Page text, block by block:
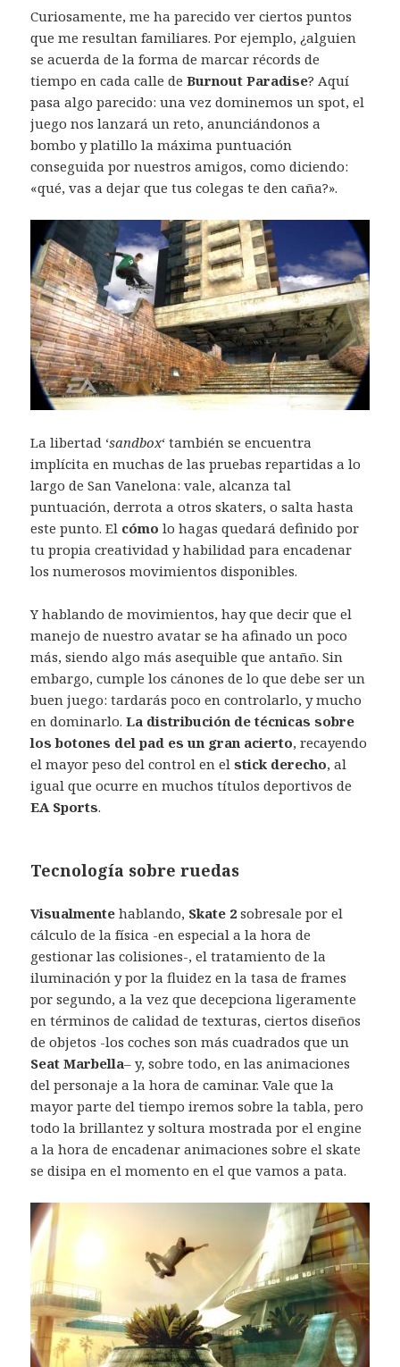
Curiosamente, me ha parecido ver ciertos puntos
que me resultan familiares. Por ejemplo, ¿alguien
se acuerda de la forma de marcar récords de
tiempo en cada calle deBurnout Paradise? Aquí
pasa algo parecido: una vez dominemos un spot, el
juego nos lanzará un reto, anunciándonos a
bombo y platillo la máxima puntuación
conseguida por nuestros amigos, como diciendo:
«qué, vas a dejar que tus colegas te den caña?».
La libertad ‘sandbox‘ también se encuentra
implícita en muchas de las pruebas repartidas a lo
largo de San Vanelona: vale, alcanza tal
puntuación, derrota a otros skaters, o salta hasta
este punto. El cómo lo hagas quedará definido por
tu propia creatividad y habilidad para encadenar
los numerosos movimientos disponibles.
Y hablando de movimientos, hay que decir que el
manejo de nuestro avatar se ha afinado un poco
más, siendo algo más asequible que antaño. Sin
embargo, cumple los cánones de lo que debe ser un
buen juego: tardarás poco en controlarlo, y mucho
en dominarlo.La distribución de técnicas sobre
los botones del pad es un gran acierto, recayendo
el mayor peso del control en elstick derecho, al
igual que ocurre en muchos títulos deportivos de
EA Sports.
Tecnología sobre ruedas
Visualmente hablando, Skate 2 sobresale por el
cálculo de la física -en especial a la hora de
gestionar las colisiones-, el tratamiento de la
iluminación y por la fluidez en la tasa de frames
por segundo, a la vez que decepciona ligeramente
en términos de calidad de texturas, ciertos diseños
de objetos -los coches son más cuadrados que un
Seat Marbella– y, sobre todo, en las animaciones
del personaje a la hora de caminar. Vale que la
mayor parte del tiempo iremos sobre la tabla, pero
todo la brillantez y soltura mostrada por el engine
a la hora de encadenar animaciones sobre el skate
se disipa en el momento en el que vamos a pata.